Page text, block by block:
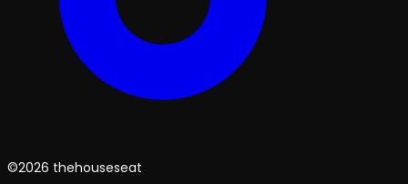
©2026 thehouseseat